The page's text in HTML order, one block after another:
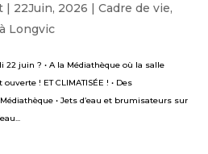
| 22Juin, 2026 |Cadre de vie,
Longvic
22 juin ? • A la Médiathèque où la salle
! ET CLIMATISÉE ! • Des
• Jets d’eau et brumisateurs sur